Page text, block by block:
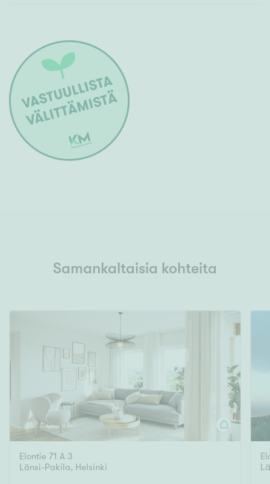
Samankaltaisia kohteita
Elontie 71 A 3
Länsi-Pakila, Helsinki